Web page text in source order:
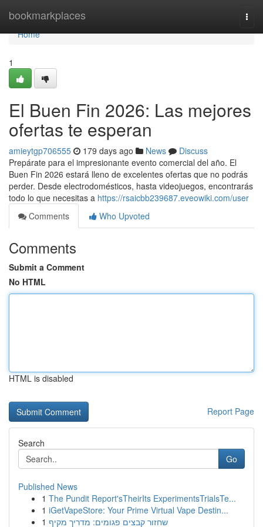
bookmarkplaces
Home
Home
1
El Buen Fin 2026: Las mejores
ofertas te esperan
amieytgp706555 179 days ago News
Discuss
Prepárate para el impresionante evento comercial del año. El
Buen Fin 2026 estará lleno de excelentes ofertas que no podrás
perder. Desde electrodomésticos, hasta videojuegos, encontrarás
todo lo que necesitas a https://rsaicbb239687.eveowiki.com/user
Comments
Who Upvoted
Comments
Submit a Comment
No HTML
HTML is disabled
Report Page
Search
Go
Published News
1 The Pundit Report'sTheirIts ExperimentsTrialsTe...
1 iGetVapeStore: Your Prime Virtual Vape Destin...
1 שחזור קבצים פגומים: מדריך מקיף